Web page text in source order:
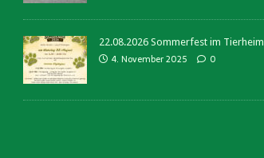
22.08.2026 Sommerfest im Tierheim
4. November 2025 0